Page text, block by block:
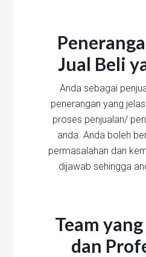
Jual Beli
Anda sebagai
penerangan yang
proses penjualan/
anda. Anda boleh
permasalahan dan
dijawab sehingga
Team
dan